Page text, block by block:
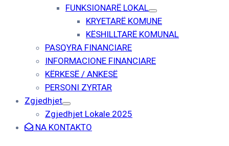
FUNKSIONARË LOKAL
KRYETARË KOMUNE
KËSHILLTARË KOMUNAL
PASQYRA FINANCIARE
INFORMACIONE FINANCIARE
KËRKESË / ANKESË
PERSONI ZYRTAR
Zgjedhjet
Zgjedhjet Lokale 2025
NA KONTAKTO